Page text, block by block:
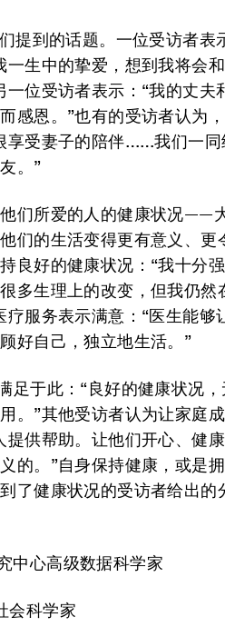
提到的话题。一位受访者表
生中的挚爱，想到我将会
位受访者表示：“我的丈夫
感恩。”也有的受访者认为
享受妻子的陪伴……我们一同
。”
们所爱的人的健康状况——
们的生活变得更有意义、更
良好的健康状况：“我十分
多生理上的改变，但我仍然
服务表示满意：“医生能够
好自己，独立地生活。”
于此：“良好的健康状况，
。”其他受访者认为让家庭
供帮助。让他们开心、健
的。”自身保持健康，或是
了健康状况的受访者给出的
中心高级数据科学家
会科学家